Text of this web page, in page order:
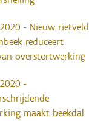
2020 - Nieuw rietveld
reduceert
overstortwerking
-
maakt beekdal